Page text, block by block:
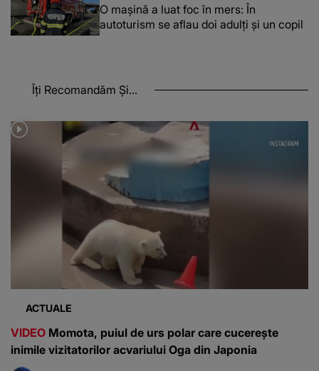
O maşină a luat foc în mers: În
autoturism se aflau doi adulți și un copil
Îți Recomandăm Și...
ACTUALE
VIDEO Momota, puiul de urs polar care cucerește
inimile vizitatorilor acvariului Oga din Japonia